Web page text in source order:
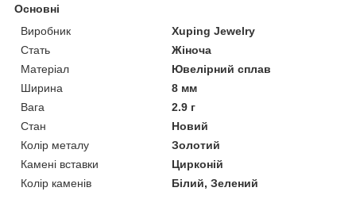
Основні
Виробник
Xuping Jewelry
Стать
Жіноча
Матеріал
Ювелірний сплав
Ширина
8 мм
Вага
2.9 г
Стан
Новий
Колір металу
Золотий
Камені вставки
Цирконій
Колір каменів
Білий, Зелений